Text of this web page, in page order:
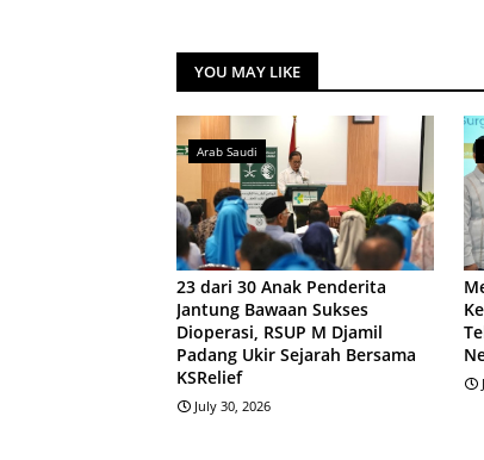
YOU MAY LIKE
Arab Saudi
23 dari 30 Anak Penderita
Jantung Bawaan Sukses
Dioperasi, RSUP M Djamil
Padang Ukir Sejarah Bersama
KSRelief
July 30, 2026